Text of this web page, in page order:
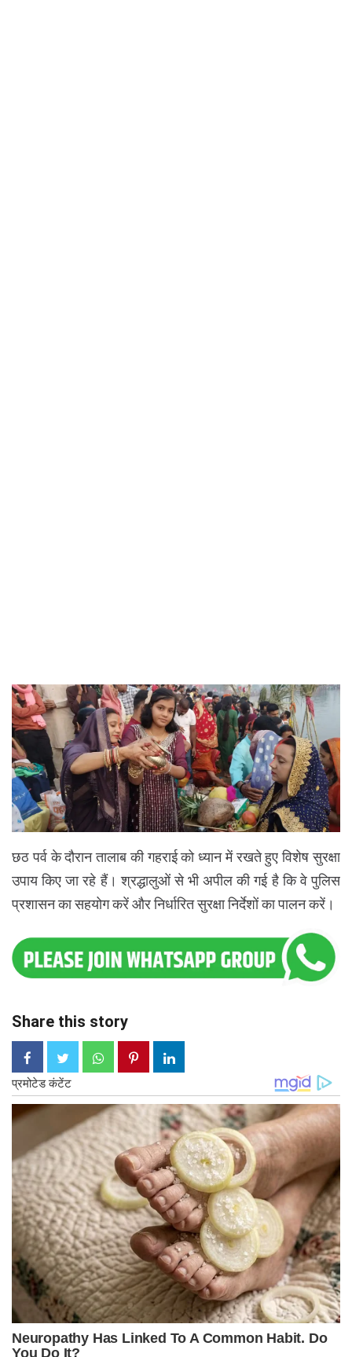
छठ पर्व के दौरान तालाब की गहराई को ध्यान में रखते हुए विशेष सुरक्षा
उपाय किए जा रहे हैं। श्रद्धालुओं से भी अपील की गई है कि वे पुलिस
प्रशासन का सहयोग करें और निर्धारित सुरक्षा निर्देशों का पालन करें।
Share this story